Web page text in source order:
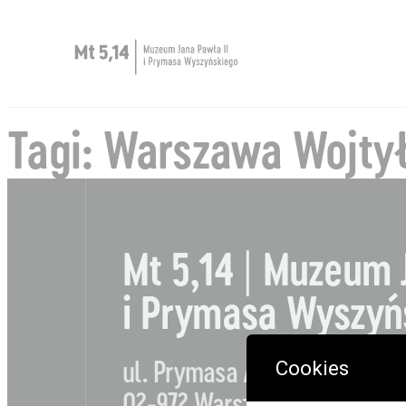
O Muzeum
Kup bilet
Sklep
Tagi: Warszawa
Mt 5,14 | Muzeum
i Prymasa
ul. Prymasa Augusta Hlonda 1
Cookies